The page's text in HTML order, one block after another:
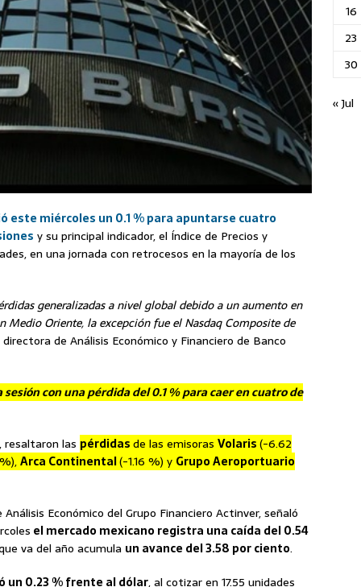
este miércoles un 0.1 % para apuntarse cuatro
y su principal indicador, el Índice de Precios y
en una jornada con retrocesos en la mayoría de los
generalizadas a nivel global debido a un aumento en
Oriente, la excepción fue el Nasdaq Composite de
directora de Análisis Económico y Financiero de Banco
sesión con una pérdida del 0.1 % para caer en cuatro de
resaltaron las pérdidasde las emisoras Volaris(-6.62
Arca Continental(-1.16 %) y Grupo Aeroportuario
Económico del Grupo Financiero Actinver, señaló
el mercado mexicano registra una caída del 0.54
va del año acumula un avance del 3.58 por ciento.
un 0.23 % frente al dólar, al cotizar en 17.55 unidades
16
23
30
« Jul